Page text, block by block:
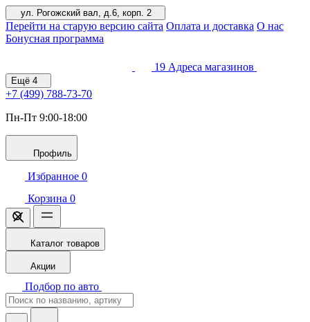
ул. Рогожский вал, д.6, корп. 2
Перейти на старую версию сайта Оплата и доставка О нас
Бонусная программа
19 Адреса магазинов
Ещё 4
+7 (499) 788-73-70
Пн-Пт 9:00-18:00
Профиль
Избранное 0
Корзина 0
Каталог товаров
Акции
Подбор по авто